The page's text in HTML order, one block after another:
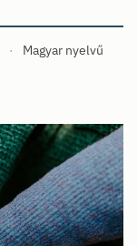
Magyar nyelvű